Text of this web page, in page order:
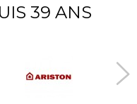
39 ANS